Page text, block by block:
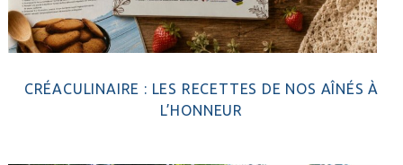
CRÉACULINAIRE : LES RECETTES DE NOS AÎNÉS À
L’HONNEUR